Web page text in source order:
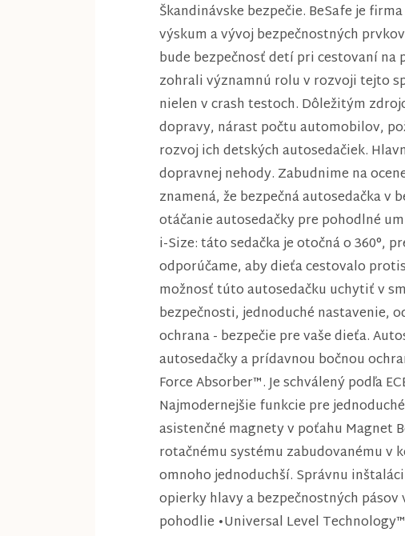
Škandinávske bezpečie. BeSafe je
výskum a vývoj bezpečnostných
bude bezpečnosť detí pri cestovaní
zohrali významnú rolu v rozvoji tejto
nielen v crash testoch. Dôležitým
dopravy, nárast počtu automobilov,
rozvoj ich detských autosedačiek.
dopravnej nehody. Zabudnime na
znamená, že bezpečná autosedačka
otáčanie autosedačky pre pohodlné
i-Size: táto sedačka je otočná o 360°,
odporúčame, aby dieťa cestovalo
možnosť túto autosedačku uchytiť v
bezpečnosti, jednoduché
ochrana - bezpečie pre vaše dieťa.
autosedačky a prídavnou bočnou
Force Absorber™. Je schválený podľa
Najmodernejšie funkcie pre
asistenčné magnety v poťahu Magnet
rotačnému systému zabudovanému v
omnoho jednoduchší. Správnu
opierky hlavy a bezpečnostných
pohodlie •Universal Level